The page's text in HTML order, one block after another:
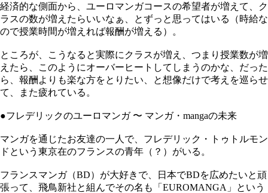
経済的な側面から、ユーロマンガコースの希望者が増えて、ク
ラスの数が増えたらいいなぁ、とずっと思ってはいる（時給な
ので授業時間が増えれば報酬が増える）。
ところが、こうなると実際にクラスが増え、つまり授業数が増
えたら、このようにオーバーヒートしてしまうのかな、だった
ら、報酬よりも楽な方をとりたい、と想像だけで考えを巡らせ
て、また疲れている。
●フレデリックのユーロマンガ 〜 マンガ・mangaの未来
マンガを通じたお友達の一人で、フレデリック・トゥトルモン
ドという東京在のフランスの青年（？）がいる。
フランスマンガ（BD）が大好きで、日本でBDを広めたいと頑
張って、飛鳥新社と組んでその名も「EUROMANGA」という